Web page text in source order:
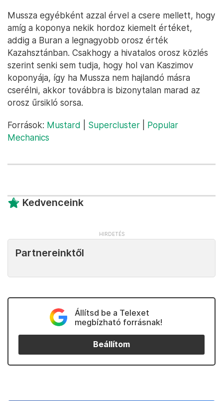
Mussza egyébként azzal érvel a csere mellett, hogy
amíg a koponya nekik hordoz kiemelt értéket,
addig a Buran a legnagyobb orosz érték
Kazahsztánban. Csakhogy a hivatalos orosz közlés
szerint senki sem tudja, hogy hol van Kaszimov
koponyája, így ha Mussza nem hajlandó másra
cserélni, akkor továbbra is bizonytalan marad az
orosz űrsikló sorsa.
Források: Mustard Supercluster
Popular
Mechanics
Kedvenceink
Partnereinktől
Állítsd be a Telexet
megbízható forrásnak!
Beállítom